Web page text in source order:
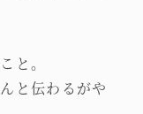
と。
と伝わるがや